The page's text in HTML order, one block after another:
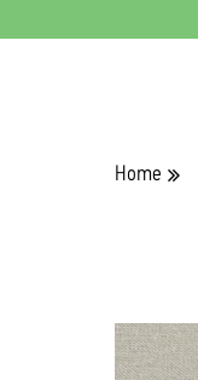
Home